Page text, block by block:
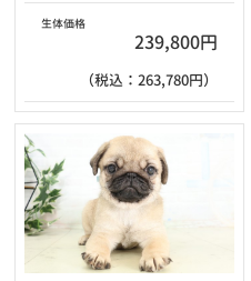
生体価格
239,800円
（税込：263,780円）